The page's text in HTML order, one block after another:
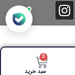
0
سبد خرید